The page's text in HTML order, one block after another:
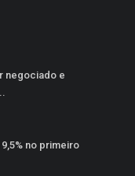
negociado e
no primeiro